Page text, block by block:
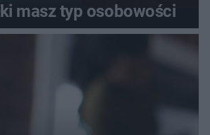
masz typ osobowości